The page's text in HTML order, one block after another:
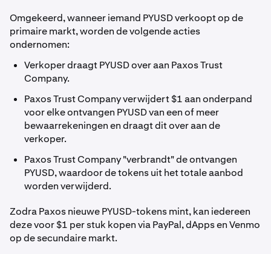
Omgekeerd, wanneer iemand PYUSD verkoopt op de
primaire markt, worden de volgende acties
ondernomen:
Verkoper draagt PYUSD over aan Paxos Trust
Company.
Paxos Trust Company verwijdert $1 aan onderpand
voor elke ontvangen PYUSD van een of meer
bewaarrekeningen en draagt dit over aan de
verkoper.
Paxos Trust Company "verbrandt" de ontvangen
PYUSD, waardoor de tokens uit het totale aanbod
worden verwijderd.
Zodra Paxos nieuwe PYUSD-tokens mint, kan iedereen
deze voor $1 per stuk kopen via PayPal, dApps en Venmo
op de secundaire markt.